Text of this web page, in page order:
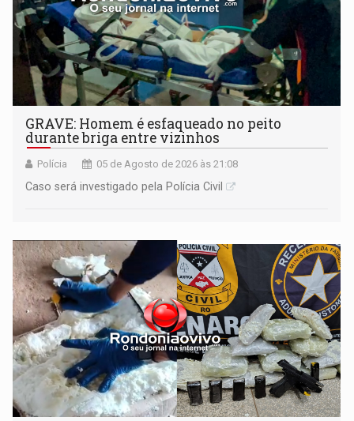
GRAVE: Homem é esfaqueado no peito
durante briga entre vizinhos
Polícia 05 de Agosto de 2026 às 21:08
Caso será investigado pela Polícia Civil